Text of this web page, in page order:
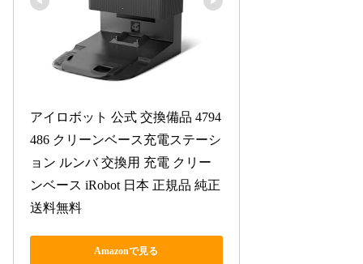
アイロボット 公式 交換備品 4794
486 クリーンベース充電ステーシ
ョン ルンバ 交換用 充電 クリー
ンベース iRobot 日本 正規品 純正
送料無料
Amazonで見る